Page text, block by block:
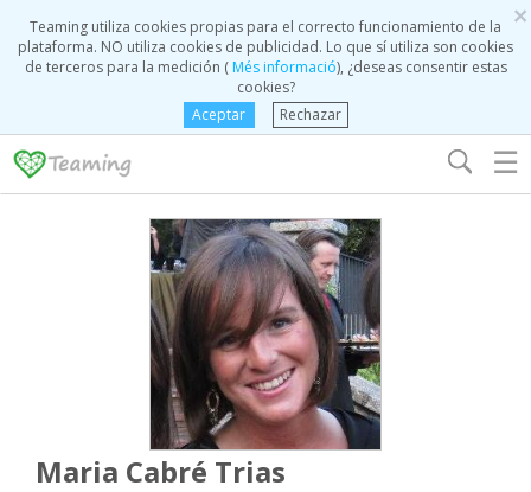
×
Teaming utiliza cookies propias para el correcto funcionamiento de la
plataforma. NO utiliza cookies de publicidad. Lo que sí utiliza son cookies
de terceros para la medición (Més informació), ¿deseas consentir estas
cookies?
Aceptar
Rechazar
☰
Maria Cabré Trias